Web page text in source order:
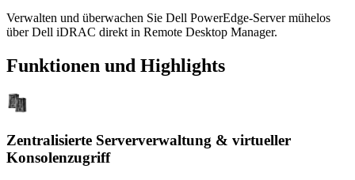
Verwalten und überwachen Sie Dell PowerEdge-Server mühelos
über Dell iDRAC direkt in Remote Desktop Manager.
Funktionen und Highlights
Zentralisierte Serververwaltung & virtueller
Konsolenzugriff